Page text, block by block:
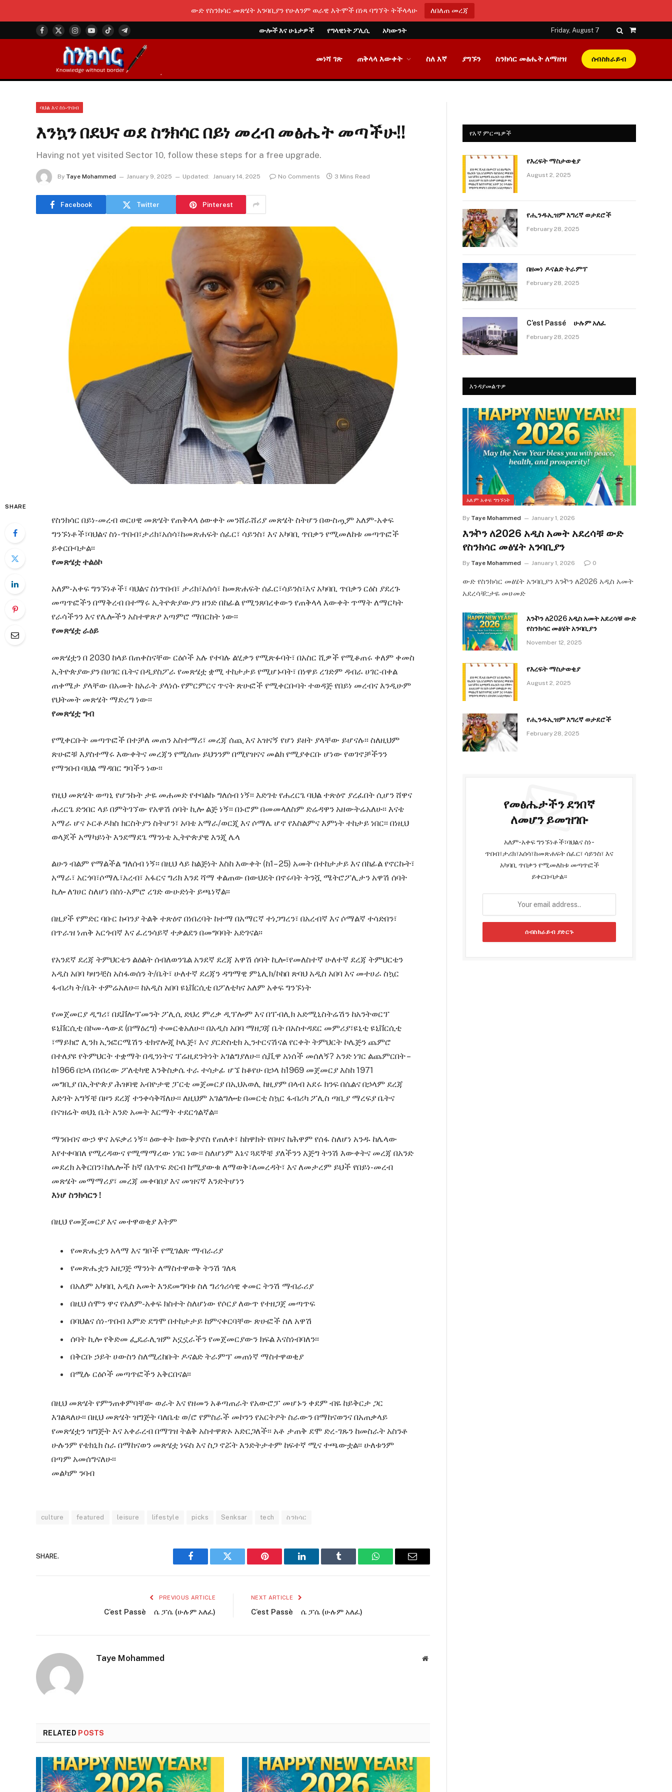
ውድ የስንክሳር መጽሄት አንባቢያን የሁለንም ወራዊ እትሞች በነጻ ባግኘት ትችላላሁ ለበለጠ መረጃ
Facebook
X
(Twitter)
Instagram
YouTubeTikTokTelegram
ውሎች እና ሁኔታዎች የግላዊነት ፖሊሲ አካውንት Friday, August 7
Shopping
መነሻ ገጽ ጠቅላላ እውቀት ስለ እኛ ያግኙን ስንክሳር መፅሔት ለማዘዝ ሰብስክራይብ
ባህል እና ስነ-ጥበብ
እንኳን በደህና ወደ ስንክሳር በይነ መረብ መፅሔት መጣችሁ!!
Having not yet visited Sector 10, follow these steps for a free upgrade.
By Taye Mohammed January 9, 2025 Updated: January 14, 2025 No Comments 3 Mins Read
Facebook Twitter Pinterest
SHARE
የስንክሳር በይነ-መረብ ወርሀዊ መጽሄት የጠቅላላ ዕውቀት መንሸራሸሪያ መጽሄት ስትሆን በውስጧም አለም-አቀፍ
ግንኙነቶች፣ባህልና ስነ- ጥበብ፣ታሪክ፣አሰሳ፣ከመጽሐፍት ሰፈር፣ ሳይንስ፣ እና አካባቢ ጥበቃን የሚመለከቱ መጣጥፎች
ይቀርቡባታል፡፡
የመጽሄቷ ተልዕኮ
አለም-አቀፍ ግንኙነቶች፣ ባህልና ስነጥበብ፣ ታሪክ፣አሰሳ፣ ከመጽሐፍት ሰፈር፣ሳይንስ፣እና አካባቢ ጥበቃን ርዕስ ያደረጉ
መጣጥፎችን በማቅረብ በተማሩ ኢትዮጵያውያን ዘንድ በከፊል የሚንጸባረቀውን የጠቅላላ እውቀት ጥማት ለማርካት
የራሳችንን እና የሌሎችን አስተዋጽዖ አጣምሮ ማበርከት ነው፡፡
የመጽሄቷ ራዕይ
መጽሄቷን በ 2030 ከላይ በጠቀስናቸው ርዕሶች አሉ የተባሉ ልሂቃን የሚጽፉባት፣ በአስር ሺዎች የሚቆጠሩ ቀለም ቀመስ
ኢትዮጵያውያን በሀገር ቤትና በዲያስፖራ የመጽሄቷ ቋሚ ተከታታይ የሚሆኑባት፣ በነዋይ ረገድም ዳብራ ሀገር-በቀል
ጠቀሜታ ያላቸው በአመት ከአራት ያላነሱ የምርምርና ጥናት ጽሁፎች የሚቀርቡባት ተወዳጅ የበይነ መረብና እንዲሁም
የህትመት መጽሄት ማድረግ ነው፡፡
የመጽሄቷ ግብ
የሚቀርቡት መጣጥፎች በተቻለ መጠን አስተማሪ፣ መረጃ ሰጪ እና አዝናኝ የሆነ ይዘት ያላቸው ይሆናሉ፡፡ ስለዚህም
ጽሁፎቹ እያስተማሩ እውቀትና መረጃን የሚሰጡ ይህንንም በሚየዝናና መልክ የሚያቀርቡ ሆነው የወገኖቻችንን
የማንበብ ባህል ማዳበር ግባችን ነው፡፡
የዚህ መጽሄት ወጣኒ የሆንኩት ታዬ መሐመድ የተባልኩ ግለሰብ ነኝ፡፡ እድገቴ የሐረርጌ ባህል ተጽዕኖ ያረፈበት ሲሆን ሸዋና
ሐረርጌ ድንበር ላይ በምትገኘው የአዋሽ ሰባት ኪሎ ልጅ ነኝ፡፡ በኑሮም በመመላለስም ድሬዳዋን አዘውትሬአለሁ፡፡ እናቴ
አማራ ሆና ኦርቶዶክስ ክርስትያን ስትሆን፣ አባቴ አማራ/ወርጂ እና ሶማሌ ሆኖ የእስልምና እምነት ተከታይ ነበር፡፡ በነዚህ
ወላጆች አማካይነት እንደማደጌ ማንነቴ ኢትዮጵያዊ እንጂ ሌላ
ልሁን ብልም የማልችል ግለሰብ ነኝ፡፡ በዚህ ላይ ከልጅነት እስከ እውቀት (ከ1– 25) አመት በተከታታይ እና በከፊል የኖርኩት፣
አማራ፣ አርጎባ፣ሶማሌ፣አረብ፣ አፋርና ግሪክ እንደ ሻማ ቀልጠው በውህደት በኖሩባት ትንሿ ሜትሮፖሊታን አዋሽ ሰባት
ኪሎ ለገሀር ስለሆነ በስነ-አምሮ ረገድ ውሁድነት ይጫነኛል፡፡
በዚያች የምድር ባቡር ኩባንያ ትልቅ ተጽዕኖ በነበረባት ከተማ በአማርኛ ተነጋግረን፣ በአረብኛ እና ሶማልኛ ተሳድበን፣
በጥራዝ ነጠቅ አርጎብኛ እና ፈረንሳይኛ ተቃልደን በመግባባት አድገናል፡፡
የአንደኛ ደረጃ ትምህርቴን ልዕልት ሰብለወንጌል አንደኛ ደረጃ አዋሽ ሰባት ኪሎ፣የመለስተኛ ሁለተኛ ደረጃ ትምህርቴን
አዲስ አበባ ካዛንቺስ አስፋወሰን ት/ቤት፣ ሁለተኛ ደረጃን ዳግማዊ ምኒሊክ/ኮከበ ጽባህ አዲስ አበባ እና መተሀራ ስኳር
ፋብሪካ ት/ቤት ተምሬአለሁ፡፡ ከአዲስ አበባ ዩኒቨርሲቲ በፖለቲካና አለም አቀፍ ግንኙነት
የመጀመርያ ዲግሪ፣ በዴቨሎፕመንት ፖሊሲ ድህረ ምረቃ ዲፕሎም እና በፐብሊክ አድሚኒስትሬሽን ከአንትወርፕ
ዩኒቨርሲቲ በኮመ-ላውደ (በማዕረግ) ተመርቄአለሁ፡፡ በአዲስ አበባ ማዘጋጃ ቤት በአስተዳደር መምሪያ፣ዩኒቲ ዩኒቨርሲቲ
፣ማይክሮ ሊንክ ኢንፎርሜሽን ቴክኖሎጂ ኮሌጅ፣ እና ያርድስቲክ ኢንተርናሽናል የርቀት ትምህርት ኮሌጅን ጨምሮ
በተለያዩ የትምህርት ተቋማት በዲንነትና ፕሬዚደንትነት አገልግያለሁ፡፡ ሲቪዋ አነሰች መሰለኝ? አንድ ነገር ልጨምርበት –
ከ1966 በኃላ በነበረው ፖለቲካዊ እንቅስቃሴ ተራ ተሳታፊ ሆኜ ከቆየሁ በኃላ ከ1969 መጀመርያ እስከ 1971
መግቢያ በኢትዮጵያ ሕዝባዊ አብዮታዊ ፓርቲ መጀመርያ በኢህአወሊ ከዚያም በላብ አደሩ ክንፍ በሴልና በኃላም ደረጃ
እድገት አግኝቼ በዞን ደረጃ ተንቀሳቅሻለሁ፡፡ ለዚህም አገልግሎቴ በመርቲ ስኳር ፋብሪካ ፖሊስ ጣቢያ ማረፍያ ቤትና
በናዝሬት ወህኒ ቤት አንድ አመት እርማት ተደርጎልኛል፡፡
ማንበብና ውኃ ዋና አፍቃሪ ነኝ፡፡ ዕውቀት ከውቅያኖስ የጠለቀ፣ ከከዋክት የበዛና ከሕዋም የሰፋ ስለሆነ አንዱ ከሌላው
እየተቀባበለ የሚረዳውና የሚማማረው ነገር ነው፡፡ ስለሆነም እኔና ጓደኞቼ ያለችንን እጅግ ትንሽ እውቀትና መረጃ በአንድ
መደረክ አቅርበን፣ከሌሎች ከኛ በእጥፍ ድርብ ከሚያውቁ ለማወቅ፣ለመረዳት፣ እና ለመታረም ይህች የበይነ-መረብ
መጽሄት መማማሪያ፣ መረጃ መቀባበያ እና መዝናኛ እንድትሆነን
እነሆ ስንክሳርን !
በዚህ የመጀመርያ እና መተዋወቂያ እትም
የመጽሔቷን አላማ እና ግቦች የሚገልጽ ማብራሪያ
የመጽሔቷን አዘጋጅ ማንነት ለማስተዋወቅ ትንሽ ገለጻ
በአለም አካባቢ አዲስ አመት እንደመግባቱ ስለ ግሪጎሪሳዊ ቀመር ትንሽ ማብራሪያ
በዚህ ሰሞን ዋና የአለም-አቀፍ ክስተት ስለሆነው የሶርያ ለውጥ የተዘጋጀ መጣጥፍ
በባህልና ሰነ-ጥበብ አምድ ደግሞ በተከታታይ ከምናቀርባቸው ጽሁፎች ስለ አዋሽ
ሰባት ኪሎ የቅድመ ፌዴራሊዝም አኗኗራችን የመጀመርያውን ክፍል እናስነብባለን፡፡
በቅርቡ ኃይት ሀውስን ስለሚረከቡት ዶናልድ ትራምፕ መጠነኛ ማስተዋወቂያ
በሚሉ ርዕሶች መጣጥፎችን አቅርበናል፡፡
በዚህ መጽሄት የምንጠቀምባቸው ወራት እና የዘመን አቆጣጠራት የአውሮፓ መሆኑን ቀደም ብዬ ከይቅርታ ጋር
እገልጻለሁ፡፡ በዚህ መጽሄት ዝግጅት ባለቤቴ ወ/ሮ የምስራች መኮንን የአርትዖት ስራውን በማከናወንና በአጠቃላይ
የመጽሄቷን ዝግጅት እና አቀራረብ በማገዝ ትልቅ አስተዋጽኦ አድርጋለች፡፡ አቶ ታጠቅ ደሞ ድረ-ገጹን ከመስራት አስንቶ
ሁሉንም የቴክኒክ ስራ በማከናወን መጽሄቷ ነፍስ እና ስጋ ኖሯት እንድትታተም ከፍተኛ ሚና ተጫውቷል፡፡ ሁለቱንም
በጣም አመሰግናለሁ፡፡
መልካም ንባብ
culture featured leisure lifestyle picks Senksar tech ስንክሳር
SHARE.
Facebook Twitter Pinterest LinkedIn Tumblr WhatsAppEmail
PREVIOUS ARTICLE
C’est Passè ሴ ፓሴ (ሁሉም አለፈ)
NEXT ARTICLE
C’est Passè ሴ ፓሴ (ሁሉም አለፈ)
Taye Mohammed Website
RELATED POSTS
የእኛ ምርጫዎች
የእረፍት ማስታወቂያ
August 2, 2025
የሒንዱኢዝም እግረኛ ወታደሮች
February 28, 2025
በዘመነ ዶናልድ ትራምፕ
February 28, 2025
C’est Passé ሁሉም አለፈ
February 28, 2025
እንዳያመልጥዎ
አለም አቀፍ ግንኙነት
By Taye Mohammed January 1, 2026
እንኯን ለ2026 አዲስ አመት አደረሳቹ ውድ
የስንክሳር መፅሄት አንባቢያን
By Taye Mohammed January 1, 2026 0
ውድ የስንክሳር መፅሄት አንባቢያን እንኯን ለ2026 አዲስ አመት
አደረሳቹ::ታዬ መሀመድ
እንኯን ለ2026 አዲስ አመት አደረሳቹ ውድ
የስንክሳር መፅሄት አንባቢያን
November 12, 2025
የእረፍት ማስታወቂያ
August 2, 2025
የሒንዱኢዝም እግረኛ ወታደሮች
February 28, 2025
የመፅሔታችን ደንበኛ
ለመሆን ይመዝገቡ
አለም-አቀፍ ግንኙነቶች፣ባህልና ስነ-
ጥበብ፣ታሪክ፣አሰሳ፣ከመጽሐፍት ሰፈር፣ ሳይንስ፣ እና
አካባቢ ጥበቃን የሚመለከቱ መጣጥፎች
ይቀርቡባታል፡፡